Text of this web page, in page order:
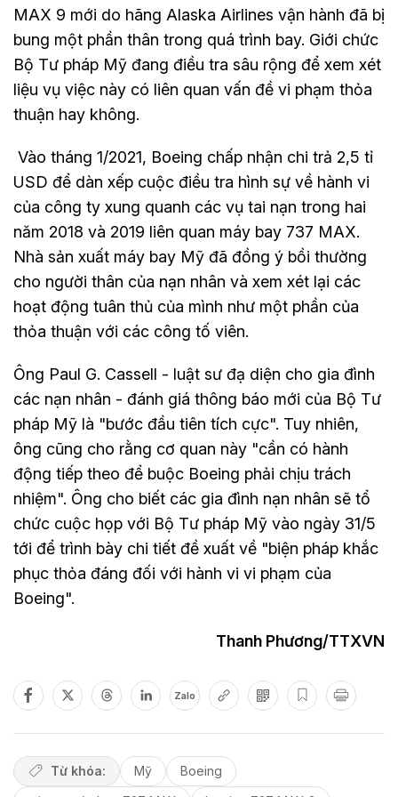
MAX 9 mới do hãng Alaska Airlines vận hành đã bị
bung một phần thân trong quá trình bay. Giới chức
Bộ Tư pháp Mỹ đang điều tra sâu rộng để xem xét
liệu vụ việc này có liên quan vấn đề vi phạm thỏa
thuận hay không.
Vào tháng 1/2021, Boeing chấp nhận chi trả 2,5 tỉ
USD để dàn xếp cuộc điều tra hình sự về hành vi
của công ty xung quanh các vụ tai nạn trong hai
năm 2018 và 2019 liên quan máy bay 737 MAX.
Nhà sản xuất máy bay Mỹ đã đồng ý bồi thường
cho người thân của nạn nhân và xem xét lại các
hoạt động tuân thủ của mình như một phần của
thỏa thuận với các công tố viên.
Ông Paul G. Cassell - luật sư đạ diện cho gia đình
các nạn nhân - đánh giá thông báo mới của Bộ Tư
pháp Mỹ là "bước đầu tiên tích cực". Tuy nhiên,
ông cũng cho rằng cơ quan này "cần có hành
động tiếp theo để buộc Boeing phải chịu trách
nhiệm". Ông cho biết các gia đình nạn nhân sẽ tổ
chức cuộc họp với Bộ Tư pháp Mỹ vào ngày 31/5
tới để trình bày chi tiết đề xuất về "biện pháp khắc
phục thỏa đáng đối với hành vi vi phạm của
Boeing".
Thanh Phương/TTXVN
Zalo
Từ khóa: Mỹ
Boeing